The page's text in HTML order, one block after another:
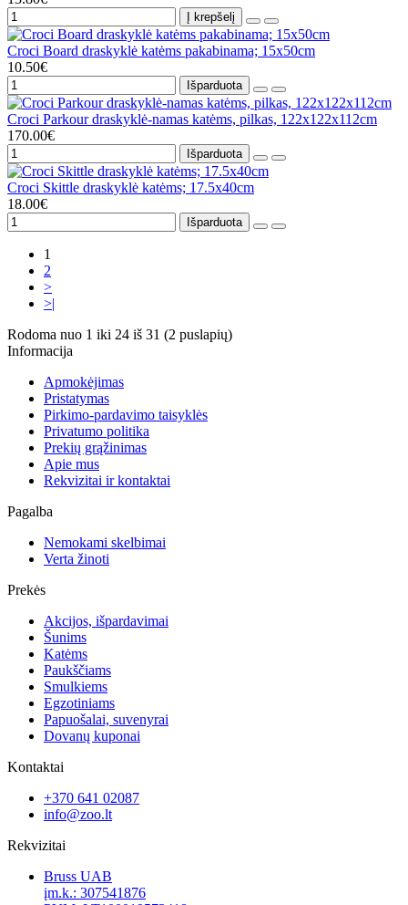
Į krepšelį
Croci Board draskyklė katėms pakabinama; 15x50cm
10.50€
Išparduota
Croci Parkour draskyklė-namas katėms, pilkas, 122x122x112cm
170.00€
Išparduota
Croci Skittle draskyklė katėms; 17.5x40cm
18.00€
Išparduota
1
2
>
>|
Rodoma nuo 1 iki 24 iš 31 (2 puslapių)
Informacija
Apmokėjimas
Pristatymas
Pirkimo-pardavimo taisyklės
Privatumo politika
Prekių grąžinimas
Apie mus
Rekvizitai ir kontaktai
Pagalba
Nemokami skelbimai
Verta žinoti
Prekės
Akcijos, išpardavimai
Šunims
Katėms
Paukščiams
Smulkiems
Egzotiniams
Papuošalai, suvenyrai
Dovanų kuponai
Kontaktai
+370 641 02087
info@zoo.lt
Rekvizitai
Bruss UAB
įm.k.: 307541876